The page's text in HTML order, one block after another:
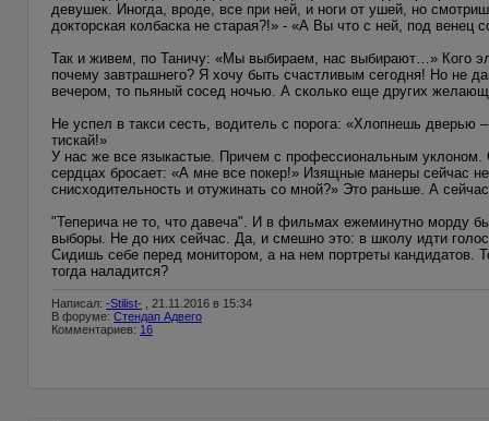
девушек. Иногда, вроде, все при ней, и ноги от ушей, но
докторская колбаска не старая?!» - «А Вы что с ней, под венец
Так и живем, по Таничу: «Мы выбираем, нас выбирают…» Кого
почему завтрашнего? Я хочу быть счастливым сегодня! Но не
вечером, то пьяный сосед ночью. А сколько еще других
Не успел в такси сесть, водитель с порога: «Хлопнешь
тискай!»
У нас же все языкастые. Причем с профессиональным уклоном.
сердцах бросает: «А мне все покер!» Изящные манеры сейчас
снисходительность и отужинать со мной?» Это раньше. А
"Теперича не то, что давеча". И в фильмах ежеминутно морду
выборы. Не до них сейчас. Да, и смешно это: в школу идти
Сидишь себе перед монитором, а на нем портреты кандидатов.
тогда наладится?
Написал: -Stilist- , 21.11.2016 в 15:34
В форуме: Стендап Адвего
Комментариев: 16